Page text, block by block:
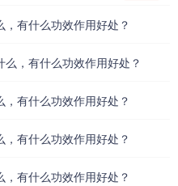
有什么功效作用好处？
，有什么功效作用好处？
有什么功效作用好处？
有什么功效作用好处？
有什么功效作用好处？